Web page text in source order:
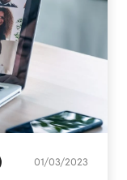
01/03/2023